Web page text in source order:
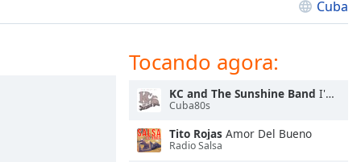
Cuba
Tocando agora:
KC and The Sunshine Band I'm Your Boogie Man
Cuba80s
Tito Rojas Amor Del Bueno
Radio Salsa